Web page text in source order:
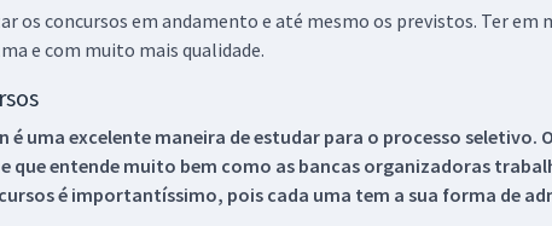
os concursos em andamento e até mesmo os previstos. Ter
e com muito mais qualidade.
é uma excelente maneira de estudar para o processo
que entende muito bem como as bancas organizadoras
é importantíssimo, pois cada uma tem a sua forma de